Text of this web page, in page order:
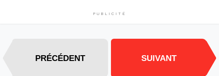
PUBLICITÉ
PRÉCÉDENT SUIVANT